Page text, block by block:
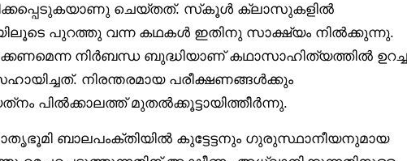
ചെയ്തത്. സ്‌കൂൾ ക്ലാസുകളിൽ
പുറത്തു വന്ന കഥകൾ ഇതിനു സാക്ഷ്യം നിൽക്കുന്നു.
നിർബന്ധ ബുദ്ധിയാണ് കഥാസാഹിത്യത്തിൽ ഉറച്ച
നിരന്തരമായ പരീക്ഷണങ്ങൾക്കും
പിൽക്കാലത്ത് മുതൽക്കൂട്ടായിത്തീർന്നു.
ബാലപംക്തിയിൽ കുട്ടേട്ടനും ഗുരുസ്ഥാനീയനുമായ